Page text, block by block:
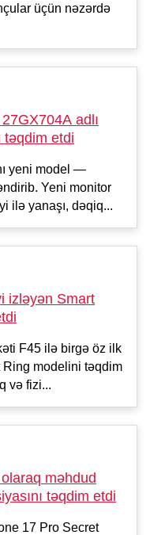
üçün nəzərdə
adlı
təqdim etdi
yeni model —
Yeni monitor
ilə yanaşı, dəqiq...
izləyən Smart
F45 ilə birgə öz ilk
Ring modelini təqdim
və fizi...
məhdud
təqdim etdi
17 Pro Secret